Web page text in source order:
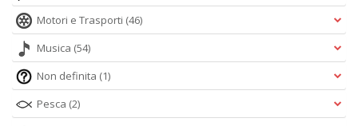
Motori e Trasporti (46)
Musica (54)
Non definita (1)
Pesca (2)